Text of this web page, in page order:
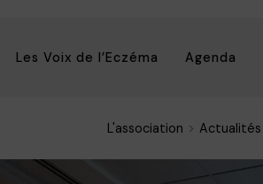
Les Voix de l’Eczéma Agenda
L'association Actualités